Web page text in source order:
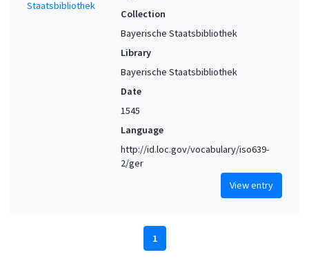
Collection
Bayerische Staatsbibliothek
Library
Bayerische Staatsbibliothek
Date
1545
Language
http://id.loc.gov/vocabulary/iso639-
2/ger
View entry
1